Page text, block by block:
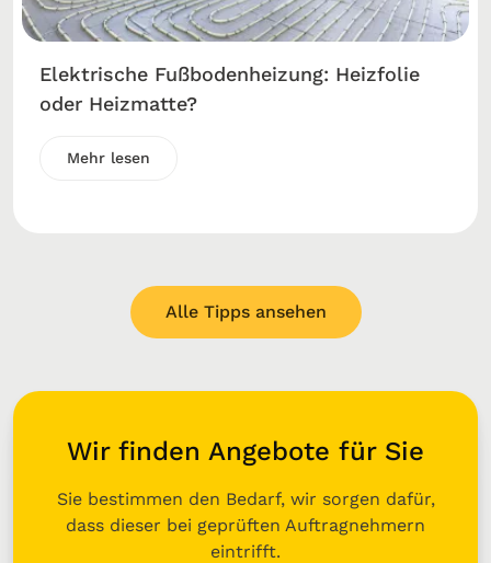
Elektrische Fußbodenheizung: Heizfolie
oder Heizmatte?
Mehr lesen
Alle Tipps ansehen
Wir finden Angebote für Sie
Sie bestimmen den Bedarf, wir sorgen dafür,
dass dieser bei geprüften Auftragnehmern
eintrifft.